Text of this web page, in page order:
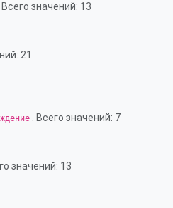
. Всего значений: 13
21
. Всего значений: 7
значений: 13